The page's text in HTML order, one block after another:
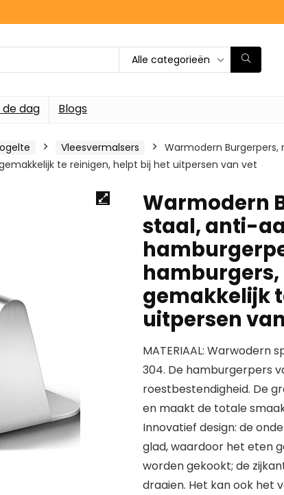
Alle categorieën
de dag Blogs
Vleesvermalsers
Warmodern
te reinigen, helpt bij het uitpersen van vet
Warmodern
staal, anti-
hamburgers,
gemakkelijk
uitpersen
MATERIAAL:
304. De hamburgerpers
roestbestendigheid. De
en maakt de totale
Innovatief design: de
glad, waardoor het eten
worden gekookt; de
draaien. Het kan ook het